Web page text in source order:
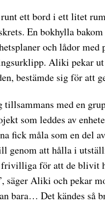
ett bord i ett litet
En bokhylla
och lådor med
Aliki pekar
bestämde sig för att
tillsammans med en
som leddes av
fick måla som en del
genom att hålla i
för att de blivit
säger Aliki och pekar
bara… Det kändes så